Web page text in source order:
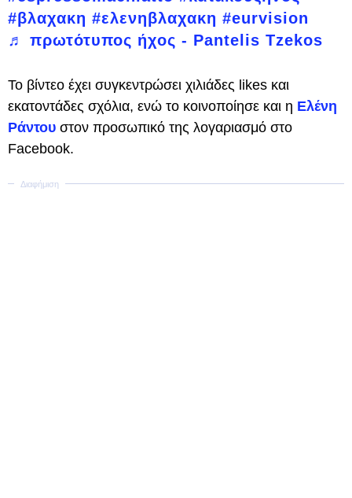
#βλαχακη #ελενηβλαχακη #eurvision
♬ πρωτότυπος ήχος - Pantelis Tzekos
Το βίντεο έχει συγκεντρώσει χιλιάδες likes και
εκατοντάδες σχόλια, ενώ το κοινοποίησε και η Ελένη
Ράντου στον προσωπικό της λογαριασμό στο
Facebook.